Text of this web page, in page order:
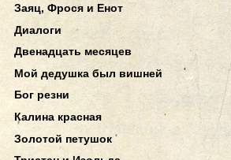
Заяц, Фрося и Енот
Диалоги
Двенадцать месяцев
Мой дедушка был вишней
Бог резни
Калина красная
Золотой петушок